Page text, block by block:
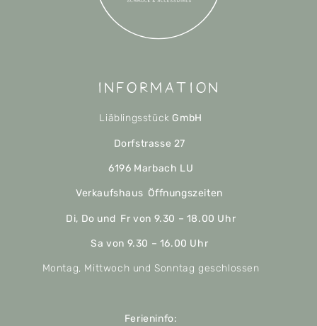
Information
Liäblingsstück GmbH
Dorfstrasse 27
6196 Marbach LU
Verkaufshaus Öffnungszeiten
Di, Do und Fr von 9.30 – 18.00 Uhr
Sa von 9.30 – 16.00 Uhr
Montag, Mittwoch und Sonntag geschlossen
Ferieninfo: